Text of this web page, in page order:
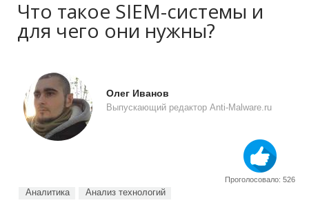
Что такое SIEM-системы и
для чего они нужны?
Олег Иванов
Выпускающий редактор Anti-Malware.ru
Проголосовало: 526
Аналитика Анализ технологий